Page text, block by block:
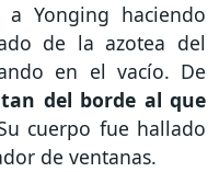
Yonging haciendo
de la azotea del
en el vacío. De
del borde al que
cuerpo fue hallado
de ventanas.